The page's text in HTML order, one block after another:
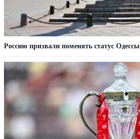
Россию призвали поменять статус Одессы